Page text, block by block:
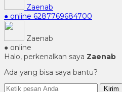
Zaenab
● online 6287769684700
Zaenab
● online
Halo, perkenalkan saya Zaenab
Ada yang bisa saya bantu?
Kirim